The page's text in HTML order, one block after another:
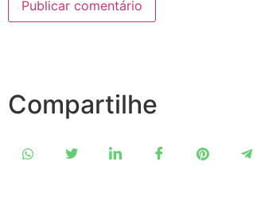
Compartilhe